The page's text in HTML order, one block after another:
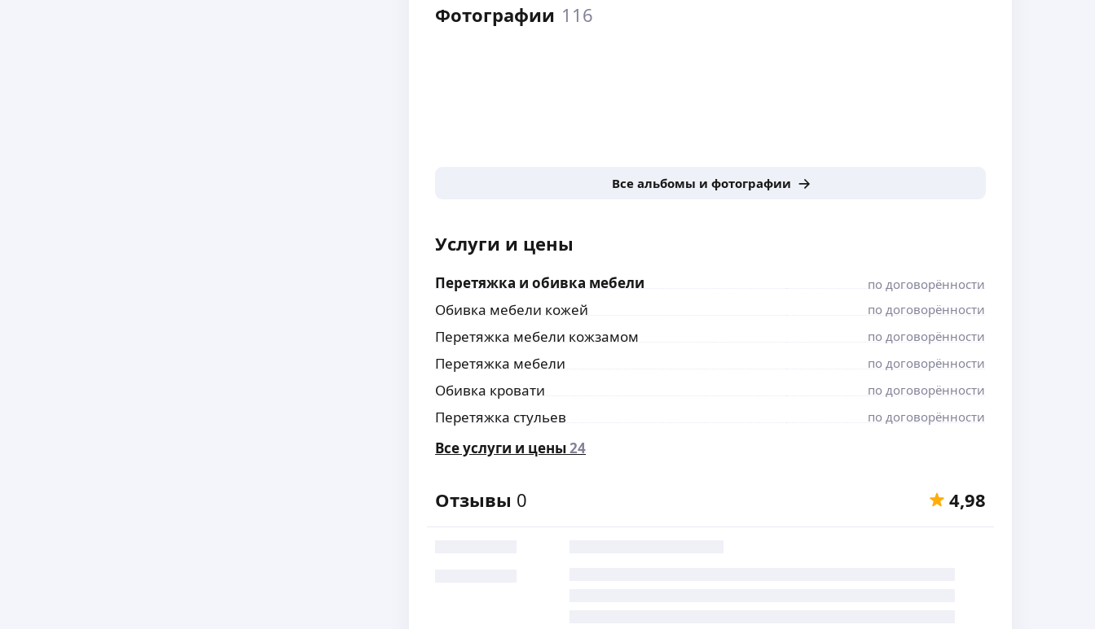
Фотографии 116
Все альбомы и фотографии
Услуги и цены
Перетяжка и обивка мебели по договорённости
Обивка мебели кожей по договорённости
Перетяжка мебели кожзамом по договорённости
Перетяжка мебели по договорённости
Обивка кровати по договорённости
Перетяжка стульев по договорённости
Все услуги и цены24
Отзывы 0 4,98